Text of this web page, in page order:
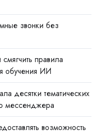
звонки без
правила
обучения ИИ
десятки тематических
мессенджера
возможность